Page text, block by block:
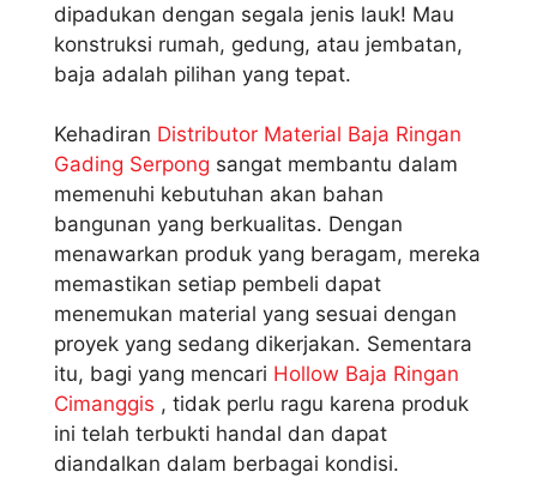
dipadukan dengan segala jenis lauk! Mau
konstruksi rumah, gedung, atau jembatan,
baja adalah pilihan yang tepat.
Kehadiran Distributor Material Baja Ringan
Gading Serpong sangat membantu dalam
memenuhi kebutuhan akan bahan
bangunan yang berkualitas. Dengan
menawarkan produk yang beragam, mereka
memastikan setiap pembeli dapat
menemukan material yang sesuai dengan
proyek yang sedang dikerjakan. Sementara
itu, bagi yang mencari Hollow Baja Ringan
Cimanggis , tidak perlu ragu karena produk
ini telah terbukti handal dan dapat
diandalkan dalam berbagai kondisi.